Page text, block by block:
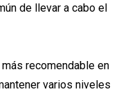
de llevar a cabo el
recomendable en
varios niveles